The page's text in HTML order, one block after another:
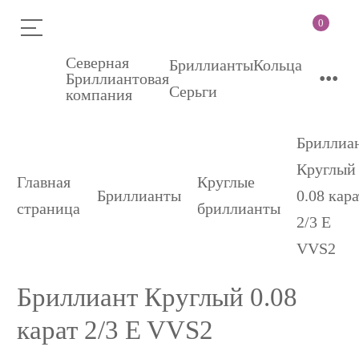
0
Северная
Бриллиантовая
компания
БриллиантыКольца
Серьги
•••
Главная
страница
Бриллианты
Круглые
бриллианты
Круглый
0.08
2/3 E
VVS2
Бриллиант Круглый 0.08
карат 2/3 E VVS2